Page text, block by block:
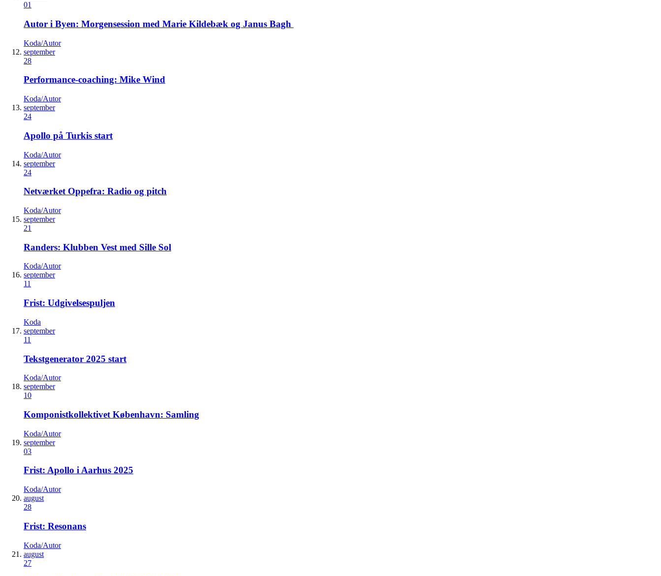
01
Autor i Byen: Morgensession med Marie Kildebæk og Janus Bagh
Koda/Autor
september
28
Performance-coaching: Mike Wind
Koda/Autor
september
24
Apollo på Turkis start
Koda/Autor
september
24
Netværket Oppefra: Radio og pitch
Koda/Autor
september
21
Randers: Klubben Vest med Sille Sol
Koda/Autor
september
11
Frist: Udgivelsespuljen
Koda
september
11
Tekstgenerator 2025 start
Koda/Autor
september
10
Komponistkollektivet København: Samling
Koda/Autor
september
03
Frist: Apollo i Aarhus 2025
Koda/Autor
august
28
Frist: Resonans
Koda/Autor
august
27